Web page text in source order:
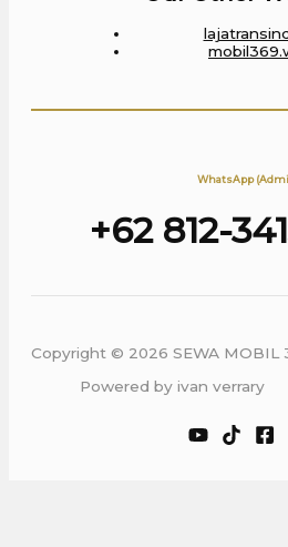
WhatsApp
+62 812-
Copyright © 2026 SEWA MOBIL
Powered by ivan verrary